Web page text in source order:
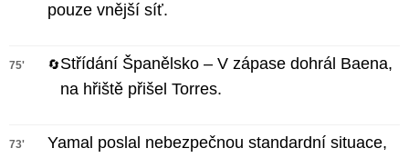
pouze vnější síť.
75' 🔄Střídání Španělsko – V zápase dohrál Baena,
na hřiště přišel Torres.
73'
Yamal poslal nebezpečnou standardní situace,